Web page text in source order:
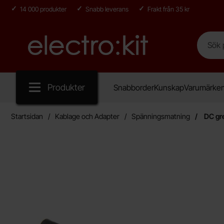
14 000 produkter Snabb leverans Frakt från 35 kr
Startsidan för Electro:kit
Sök
Sök på
Produkter SnabborderKunskap
Startsidan Kablage och Adapter Spänningsmatning DC